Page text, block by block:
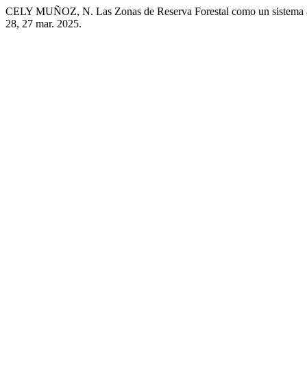
CELY MUÑOZ, N. Las Zonas de Reserva Forestal como un
28, 27 mar. 2025.